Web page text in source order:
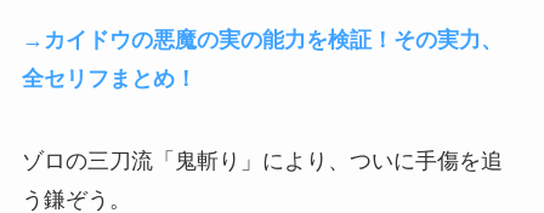
→カイドウの悪魔の実の能力を検証！その実力、
全セリフまとめ！
ゾロの三刀流「鬼斬り」により、ついに手傷を追
う鎌ぞう。